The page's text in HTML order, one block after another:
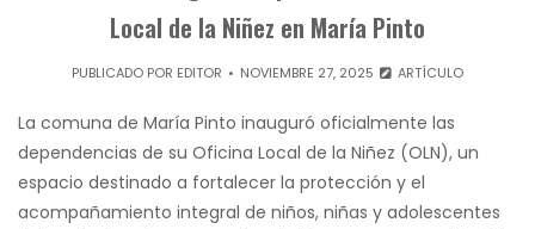
Local de la Niñez en María Pinto
PUBLICADO POR EDITOR NOVIEMBRE 27, 2025 ARTÍCULO
La comuna de María Pinto inauguró oficialmente las
dependencias de su Oficina Local de la Niñez (OLN), un
espacio destinado a fortalecer la protección y el
acompañamiento integral de niños, niñas y adolescentes